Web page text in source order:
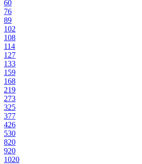
60
76
89
102
108
114
127
133
159
168
219
273
325
377
426
530
820
920
1020